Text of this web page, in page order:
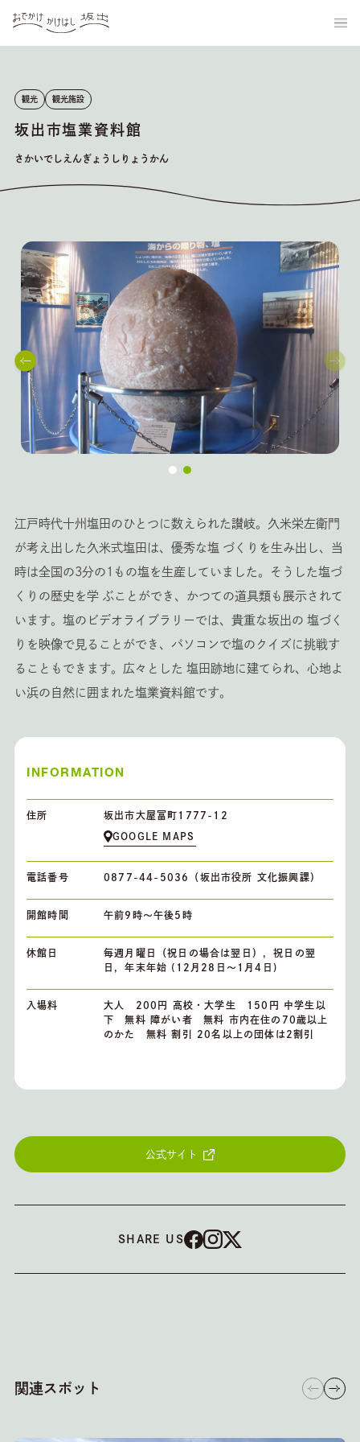
観光 観光施設
坂出市塩業資料館
さかいでしえんぎょうしりょうかん
江戸時代十州塩田のひとつに数えられた讃岐。久米栄左衛門
が考え出した久米式塩田は、優秀な塩 づくりを生み出し、当
時は全国の3分の1もの塩を生産していました。そうした塩づ
くりの歴史を学 ぶことができ、かつての道具類も展示されて
います。塩のビデオライブラリーでは、貴重な坂出の 塩づく
りを映像で見ることができ、パソコンで塩のクイズに挑戦す
ることもできます。広々とした 塩田跡地に建てられ、心地よ
い浜の自然に囲まれた塩業資料館です。
INFORMATION
住所 坂出市大屋冨町1777-12
GOOGLE MAPS
電話番号 0877-44-5036（坂出市役所 文化振興課）
開館時間 午前9時～午後5時
休館日
毎週月曜日（祝日の場合は翌日），祝日の翌
日，年末年始 (12月28日～1月4日)
入場料
大人 200円 高校・大学生 150円 中学生以
下 無料 障がい者 無料 市内在住の70歳以上
のかた 無料 割引 20名以上の団体は2割引
公式サイト
SHARE US
関連スポット